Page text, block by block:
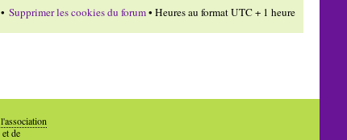
• Supprimer les cookies du forum• Heures au format UTC + 1 heure
l'association
et de